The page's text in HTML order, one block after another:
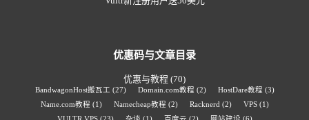
优惠码与文章目录
优惠与教程 (70)
BandwagonHost搬瓦工 (27) Domain.com教程 (2) HostDare教程 (3)
Name.com教程 (1) Namecheap教程 (2) Racknerd(2) VPS(1)